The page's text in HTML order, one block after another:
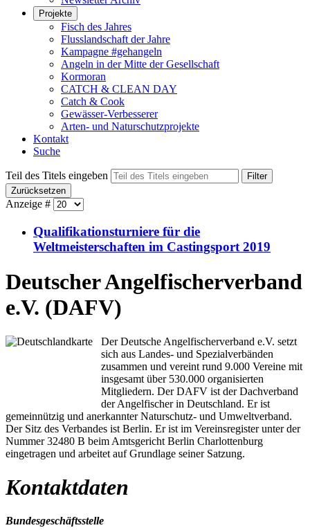
Projekte
Fisch des Jahres
Flusslandschaft der Jahre
Kampagne #gehangeln
Angeln in der Mitte der Gesellschaft
Kormoran
CATCH & CLEAN DAY
Catch & Cook
Gewässer-Verbesserer
Arten- und Naturschutzprojekte
Kontakt
Suche
Teil des Titels eingeben
Filter
Zurücksetzen
Anzeige #
Qualifikationsturniere für die
Weltmeisterschaften im Castingsport 2019
Deutscher Angelfischerverband
e.V. (DAFV)
Der Deutsche Angelfischerverband e.V. setzt
sich aus Landes- und Spezialverbänden
zusammen und vereint rund 9.000 Vereine mit
insgesamt über 530.000 organisierten
Mitgliedern. Der DAFV ist der Dachverband
der Angelfischer in Deutschland. Er ist
gemeinnützig und anerkannter Naturschutz- und Umweltverband.
Der Sitz des Verbandes ist Berlin. Er ist im Vereinsregister unter der
Nummer 32480 B beim Amtsgericht Berlin Charlottenburg
eingetragen und arbeitet auf Grundlage seiner Satzung.
Kontaktdaten
Bundesgeschäftsstelle